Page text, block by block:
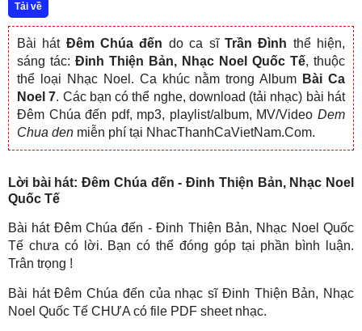
Tải về
Bài hát Đêm Chúa đến do ca sĩ Trần Đình thể hiện,
sáng tác: Đinh Thiện Bản, Nhạc Noel Quốc Tế, thuộc
thể loại Nhạc Noel. Ca khúc nằm trong Album Bài Ca
Noel 7. Các bạn có thể nghe, download (tải nhạc) bài hát
Đêm Chúa đến pdf, mp3, playlist/album, MV/Video Dem
Chua den miễn phí tại NhacThanhCaVietNam.Com.
Lời bài hát: Đêm Chúa đến - Đinh Thiện Bản, Nhạc Noel
Quốc Tế
Bài hát Đêm Chúa đến - Đinh Thiện Bản, Nhạc Noel Quốc
Tế chưa có lời. Bạn có thể đóng góp tại phần bình luận.
Trân trọng !
Bài hát Đêm Chúa đến của nhạc sĩ Đinh Thiện Bản, Nhạc
Noel Quốc Tế CHƯA có file PDF sheet nhạc.